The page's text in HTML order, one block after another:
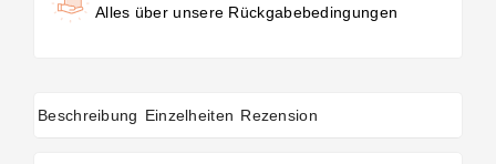
Alles über unsere Rückgabebedingungen
Beschreibung Einzelheiten Rezension